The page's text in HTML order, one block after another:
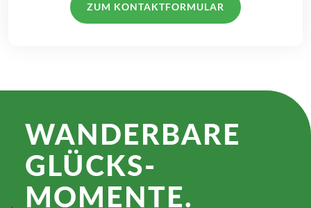
ZUM KONTAKTFORMULAR
WANDER­BARE
GLÜCKS­
MOMENTE.